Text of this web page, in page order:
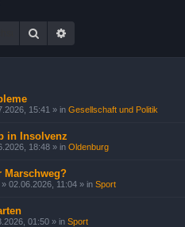
Suche
15:41 » in Gesellschaft und Politik
in Insolvenz
18:48 » in Oldenburg
Marschweg?
» 02.06.2026, 11:04 » in Sport
01:50 » in Sport